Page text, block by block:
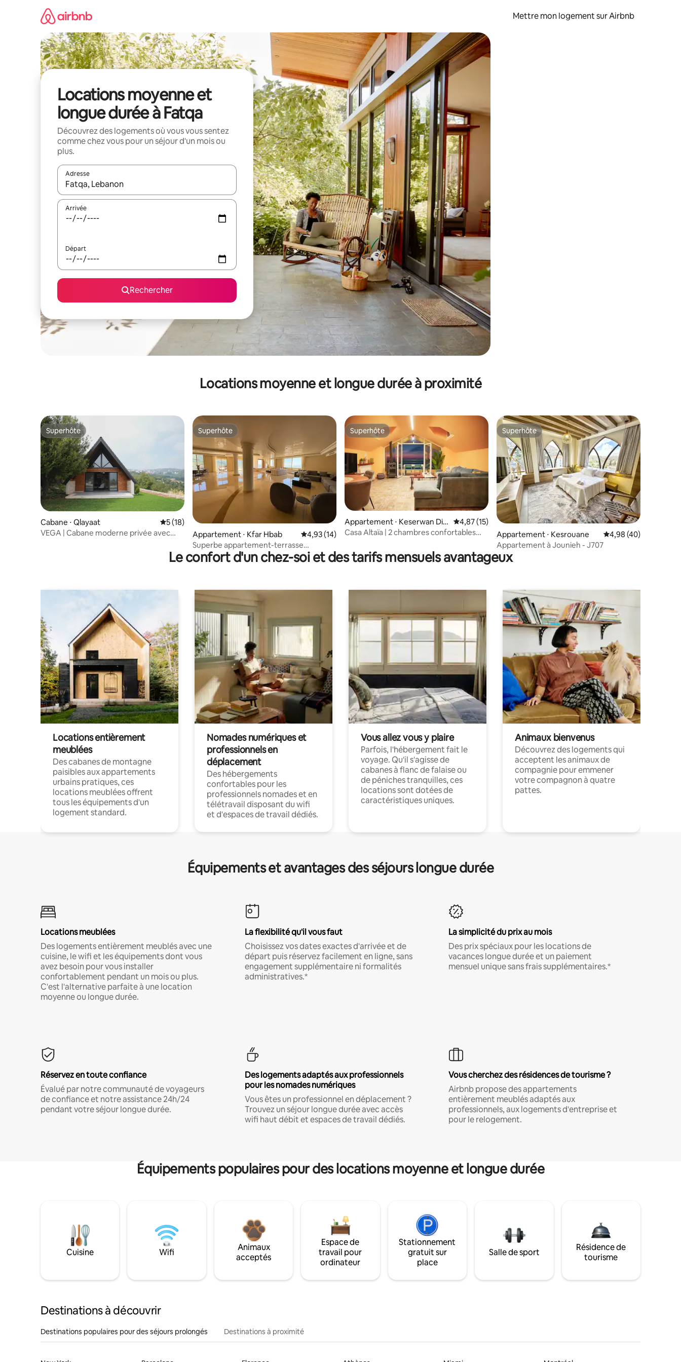
Mettre mon logement sur Airbnb
Locations moyenne et
longue durée à Fatqa
Découvrez des logements où vous vous sentez
comme chez vous pour un séjour d'un mois ou
plus.
Adresse
Lorsque les résultats s'affichent, utilisez les flèches vers le haut et vers le bas pour les parcourir ou en appuyant et en faisant glisser.
Arrivée
Départ
Rechercher
Locations moyenne et longue durée à proximité
Superhôte
Superhôte
Cabane ⋅ Qlayaat Évaluation moyenne sur la base de 18 commentaires : 5 sur 5
5 (18)
VEGA | Cabane moderne privée avec
Superhôte
Superhôte
Appartement ⋅ Kfar Hbab Évaluation moyenne sur la base de 14 commentaires : 4,93 sur 5
4,93 (14)
Superbe appartement-terrasse
panoramique
Superhôte
Superhôte
Appartement ⋅ Keserwan Dist
rict
Évaluation moyenne sur la base de 15 commentaires : 4,87 sur 5
4,87 (15)
Casa Altaïa | 2 chambres confortables
Superhôte
Superhôte
Appartement ⋅ Kesrouane Évaluation moyenne
4,98 (40)
Appartement à Jounieh - J707
Le confort d'un chez-soi et des tarifs mensuels avantageux
Locations entièrement
meublées
Des cabanes de montagne
paisibles aux appartements
urbains pratiques, ces
locations meublées offrent
tous les équipements d'un
logement standard.
Nomades numériques et
professionnels en
déplacement
Des hébergements
confortables pour les
professionnels nomades et en
télétravail disposant du wifi
et d'espaces de travail dédiés.
Vous allez vous y plaire
Parfois, l'hébergement fait le
voyage. Qu'il s'agisse de
cabanes à flanc de falaise ou
de péniches tranquilles, ces
locations sont dotées de
caractéristiques uniques.
Animaux bienvenus
Découvrez des logements qui
acceptent les animaux de
compagnie pour emmener
votre compagnon à quatre
pattes.
Équipements et avantages des séjours longue durée
Locations meublées
Des logements entièrement meublés avec une
cuisine, le wifi et les équipements dont vous
avez besoin pour vous installer
confortablement pendant un mois ou plus.
C'est l'alternative parfaite à une location
moyenne ou longue durée.
La flexibilité qu'il vous faut
Choisissez vos dates exactes d'arrivée et de
départ puis réservez facilement en ligne, sans
engagement supplémentaire ni formalités
administratives.*
La simplicité du prix au mois
Des prix spéciaux pour les locations de
vacances longue durée et un paiement
mensuel unique sans frais supplémentaires.*
Réservez en toute confiance
Évalué par notre communauté de voyageurs
de confiance et notre assistance 24h/24
pendant votre séjour longue durée.
Des logements adaptés aux professionnels
pour les nomades numériques
Vous êtes un professionnel en déplacement ?
Trouvez un séjour longue durée avec accès
wifi haut débit et espaces de travail dédiés.
Vous cherchez des résidences de tourisme ?
Airbnb propose des appartements
entièrement meublés adaptés aux
professionnels, aux logements d'entreprise et
pour le relogement.
Équipements populaires pour des locations moyenne et longue durée
Cuisine Wifi
Animaux
acceptés
Espace de
travail pour
ordinateur
Stationnement
gratuit sur
place
Salle de sport
Résidence de
tourisme
Destinations à découvrir
Destinations populaires pour des séjours prolongés Destinations à proximité